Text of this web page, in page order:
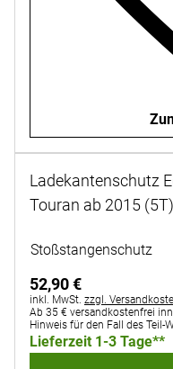
Ladekantenschutz
Touran ab 2015 (5T)
Stoßstangenschutz
52,90€
Steuerhinweis:
inkl. MwSt. zzgl.
Ab 35 € versandkostenfrei
Hinweis für den Fall des Teil-
Lieferzeit 1-3 Tage**